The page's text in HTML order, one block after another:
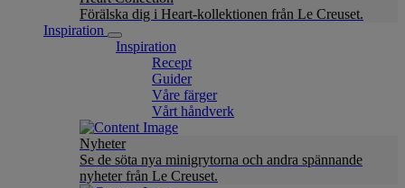
Förälska dig i Heart-kollektionen från Le Creuset.
Inspiration
Inspiration
Recept
Guider
Våre färger
Vårt håndverk
Nyheter
Se de söta nya minigrytorna och andra spännande
nyheter från Le Creuset.